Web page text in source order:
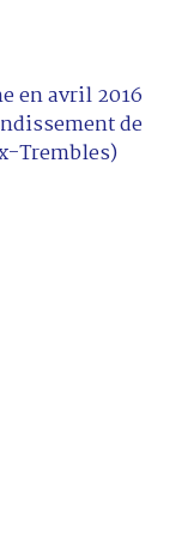
en avril 2016
de
Trembles)